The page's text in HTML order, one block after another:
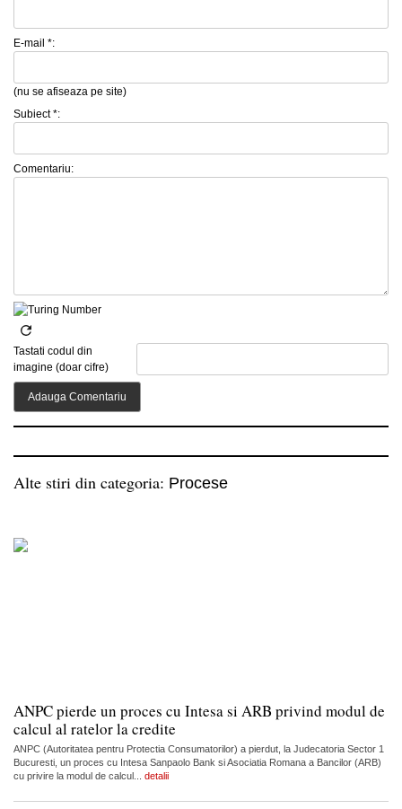
E-mail *:
(nu se afiseaza pe site)
Subiect *:
Comentariu:
Tastati codul din
imagine (doar cifre)
Alte stiri din categoria: Procese
ANPC pierde un proces cu Intesa si ARB privind modul de
calcul al ratelor la credite
ANPC (Autoritatea pentru Protectia Consumatorilor) a pierdut, la Judecatoria Sector 1
Bucuresti, un proces cu Intesa Sanpaolo Bank si Asociatia Romana a Bancilor (ARB)
cu privire la modul de calcul... detalii